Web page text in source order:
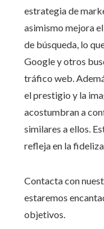
estrategia de
asimismo mejora
de búsqueda, lo
Google y otros
tráfico web.
el prestigio y la
acostumbran a
similares a ellos.
refleja en la
Contacta con
estaremos
objetivos.